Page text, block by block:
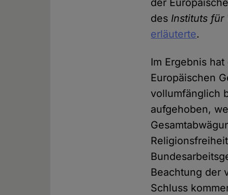
der
des Instituts für
erläuterte.
Im Ergebnis
Europäischen
vollumfänglich
aufgehoben,
Beachtung der
Schluss